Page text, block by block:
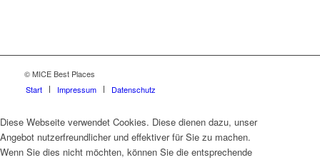
© MICE Best Places
Start
Impressum Datenschutz
Diese Webseite verwendet Cookies. Diese dienen dazu, unser
Angebot nutzerfreundlicher und effektiver für Sie zu machen.
Wenn Sie dies nicht möchten, können Sie die entsprechende